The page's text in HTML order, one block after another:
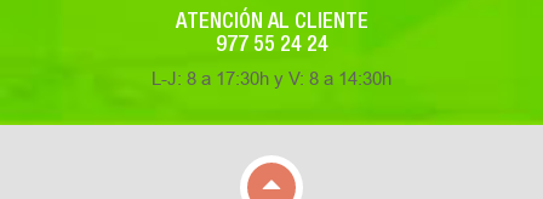
ATENCIÓN AL CLIENTE
977 55 24 24
L-J: 8 a 17:30h y V: 8 a 14:30h
